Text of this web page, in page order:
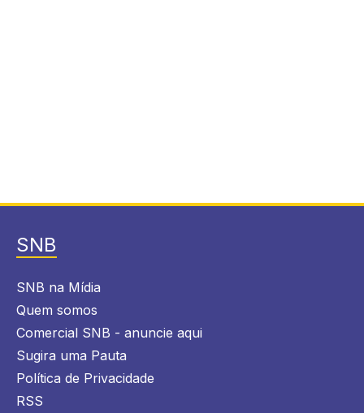
SNB
SNB na Mídia
Quem somos
Comercial SNB - anuncie aqui
Sugira uma Pauta
Política de Privacidade
RSS